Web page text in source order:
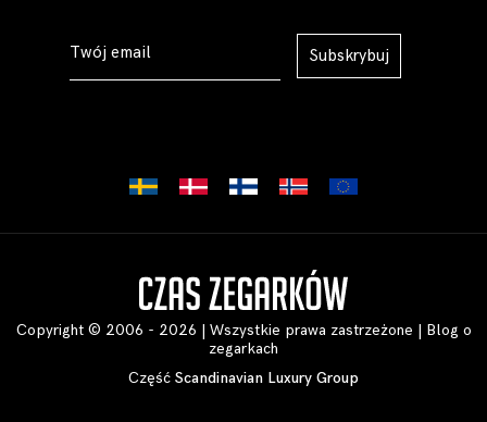
Subskrybuj
Copyright © 2006 - 2026 | Wszystkie prawa zastrzeżone | Blog o
zegarkach
Część Scandinavian Luxury Group